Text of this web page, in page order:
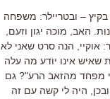
בקיץ – ובטריילר: משפחה
האב, מוכה יגון וזעם,
אוקיי, הנה סרט שאני לא
אינו יודע מה עלה
מפחד מהזאב הרע"? גם
היה לי קשה עם זה